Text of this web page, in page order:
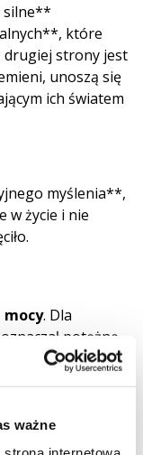
ważne
silne**
które
drugiej strony jest
unoszą się
ich światem
myślenia**,
w życie i nie
. Dla
potężną
również